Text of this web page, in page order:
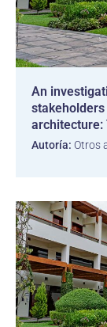
An
architecture:
Autoría: Otros